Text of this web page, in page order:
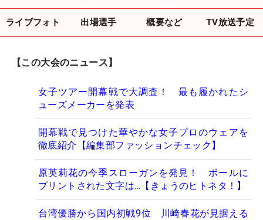
ライブフォト 出場選手 概要など TV放送予定
【この大会のニュース】
女子ツアー開幕戦で大調査！ 最も履かれたシ
ューズメーカーを発表
開幕戦で見つけた華やかな女子プロのウェアを
徹底紹介【編集部ファッションチェック】
原英莉花の今季スローガンを発見！ ボールに
プリントされた文字は…【きょうのヒトネタ！】
台湾優勝から国内初戦9位 川崎春花が見据える